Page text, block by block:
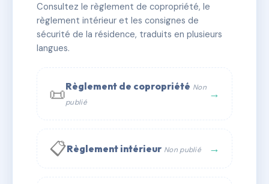
✓ Immatriculée 🏠 17 lots 🏗 1 bâtiment(s)
📞 Contacter Syndic Digital
Consultez le règlement de copropriété, le
règlement intérieur et les consignes de
sécurité de la résidence, traduits en plusieurs
langues.
📜Règlement de copropriété Non
publié
→
📋Règlement intérieur Non publié →